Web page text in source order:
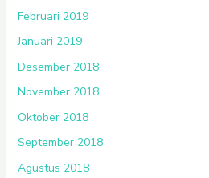
Februari 2019
Januari 2019
Desember 2018
November 2018
Oktober 2018
September 2018
Agustus 2018